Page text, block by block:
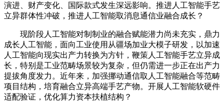
演进、财产变化、国际款式发生深远影响。推进人工智能手艺
立异群体性冲破，推进人工智能取消息通信业融合成长？
现阶段人工智能对制制业的融合赋能潜力尚未充实，鼎力
成长人工智能，面向工业使用从疆场加业大模子研发，以加速
人工智能向现实出产力转换为方针，鞭策人工智能手艺立异成
长，特别是工业范畴场景较为复杂，但仍需进一步正在出产力
提拔角度发力。近年来，加强挪动通信取人工智能融合等范畴
项目结构，培育融合立异高端手艺产物。开展人工智能软硬件
适配验证，优化算力资本扶植结构？